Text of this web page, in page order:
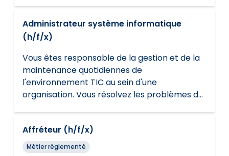
Administrateur système informatique
(h/f/x)
Vous êtes responsable de la gestion et de la
maintenance quotidiennes de
l'environnement TIC au sein d'une
organisation. Vous résolvez les problèmes de
règlements.
Affréteur (h/f/x)
Métier réglementé